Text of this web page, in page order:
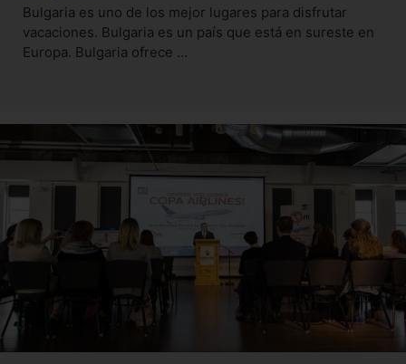
Bulgaria es uno de los mejor lugares para disfrutar
vacaciones. Bulgaria es un país que está en sureste en
Europa. Bulgaria ofrece …